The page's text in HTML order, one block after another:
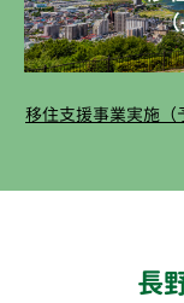
移住支援事業実施（
長